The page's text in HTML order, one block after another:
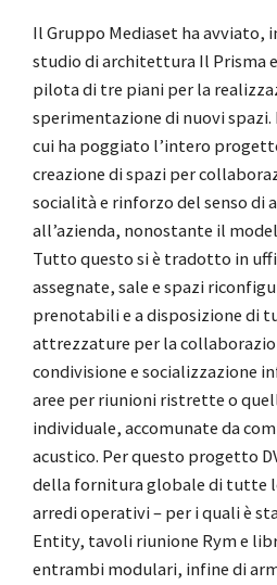
Il Gruppo Mediaset ha avviato,
studio di architettura Il Prisma
pilota di tre piani per la
sperimentazione di nuovi spazi.
cui ha poggiato l’intero
creazione di spazi per
socialità e rinforzo del senso di
all’azienda, nonostante il
Tutto questo si è tradotto in
assegnate, sale e spazi
prenotabili e a disposizione di
attrezzature per la
condivisione e socializzazione
aree per riunioni ristrette o
individuale, accomunate da
acustico. Per questo progetto
della fornitura globale di tutte
arredi operativi – per i quali è
Entity, tavoli riunione Rym e
entrambi modulari, infine di